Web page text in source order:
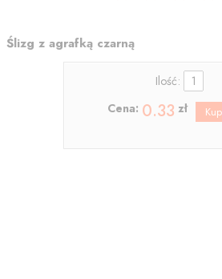
Ślizg z agrafką czarną
Ilość:
Cena: 0.33 zł